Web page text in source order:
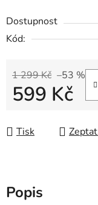
Dostupnost
Kód:
1 299 Kč –53 %
599 Kč
Tisk
Popis